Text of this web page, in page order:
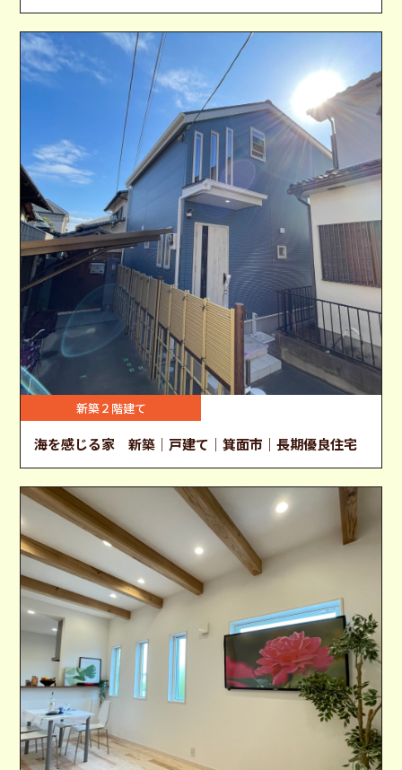
新築２階建て
海を感じる家 新築｜戸建て｜箕面市｜長期優良住宅